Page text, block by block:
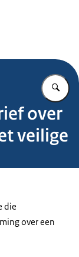
over
veilige
die
over een